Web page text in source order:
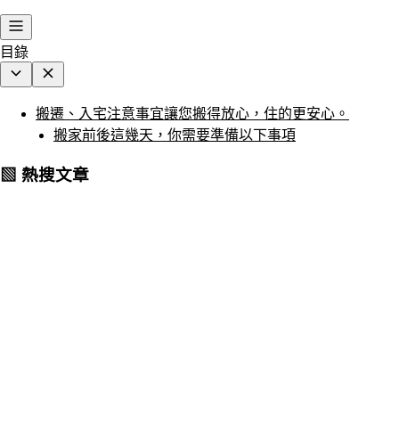
目錄
搬遷、入宅注意事宜讓您搬得放心，住的更安心。
搬家前後這幾天，你需要準備以下事項
▧ 熱搜文章